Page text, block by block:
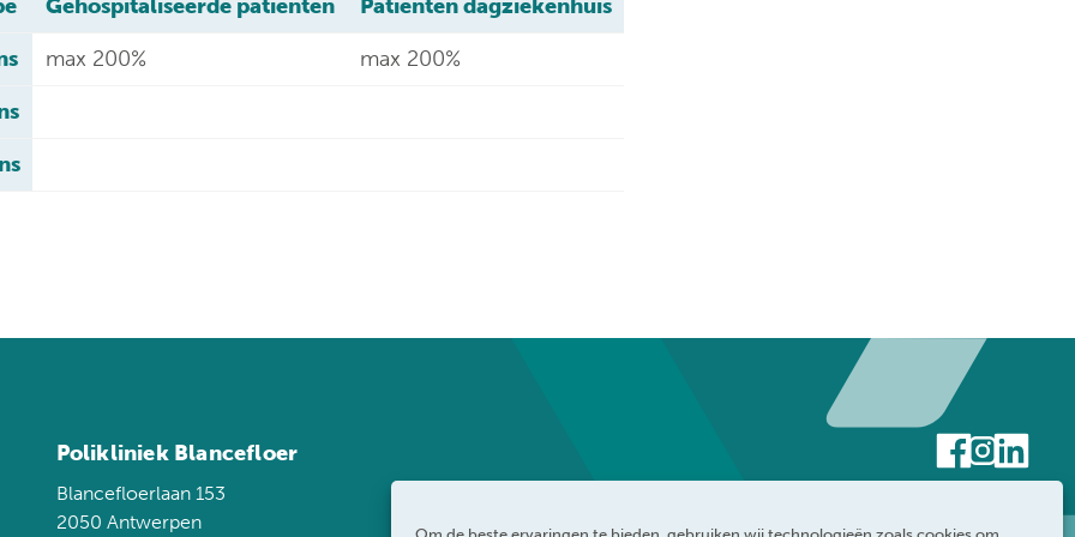
Gehospitaliseerde patiënten
Patiënten dagziekenhuis
max 200%
max 200%
Polikliniek Blancefloer
Blancefloerlaan 153
2050 Antwerpen